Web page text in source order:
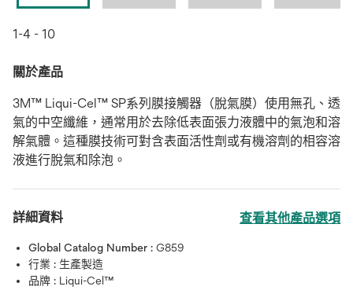
1-4 - 10
關於產品
3M™ Liqui-Cel™ SP系列膜接觸器（脫氣膜）使用無孔、透
氣的中空纖維，通常用於去除低表面張力液體中的氣泡和溶
解氣體。這種膜技術可對含表面活性劑或有機溶劑的相容溶
液進行脫氣和除泡。
詳細資料 查看其他產品選項
Global Catalog Number : G859
行業 : 生產製造
品牌 : Liqui-Cel™